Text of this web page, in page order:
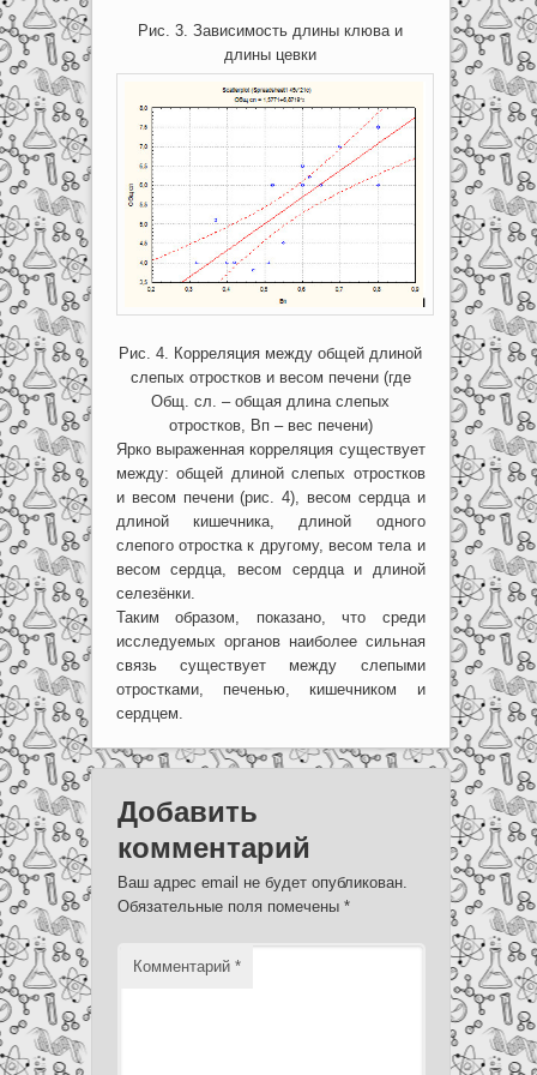
Рис. 3. Зависимость длины клюва и
длины цевки
Рис. 4. Корреляция между общей длиной
слепых отростков и весом печени (где
Общ. сл. – общая длина слепых
отростков, Вп – вес печени)
Ярко выраженная корреляция существует
между: общей длиной слепых отростков
и весом печени (рис. 4), весом сердца и
длиной кишечника, длиной одного
слепого отростка к другому, весом тела и
весом сердца, весом сердца и длиной
селезёнки.
Таким образом, показано, что среди
исследуемых органов наиболее сильная
связь существует между слепыми
отростками, печенью, кишечником и
сердцем.
Добавить
комментарий
Ваш адрес email не будет опубликован.
Обязательные поля помечены *
Комментарий *